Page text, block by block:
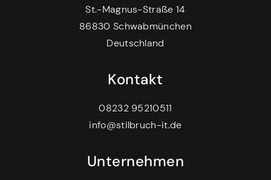
St.-Magnus-Straße 14
86830 Schwabmünchen
Deutschland
Kontakt
08232 95210511
info@stilbruch-it.de
Unternehmen